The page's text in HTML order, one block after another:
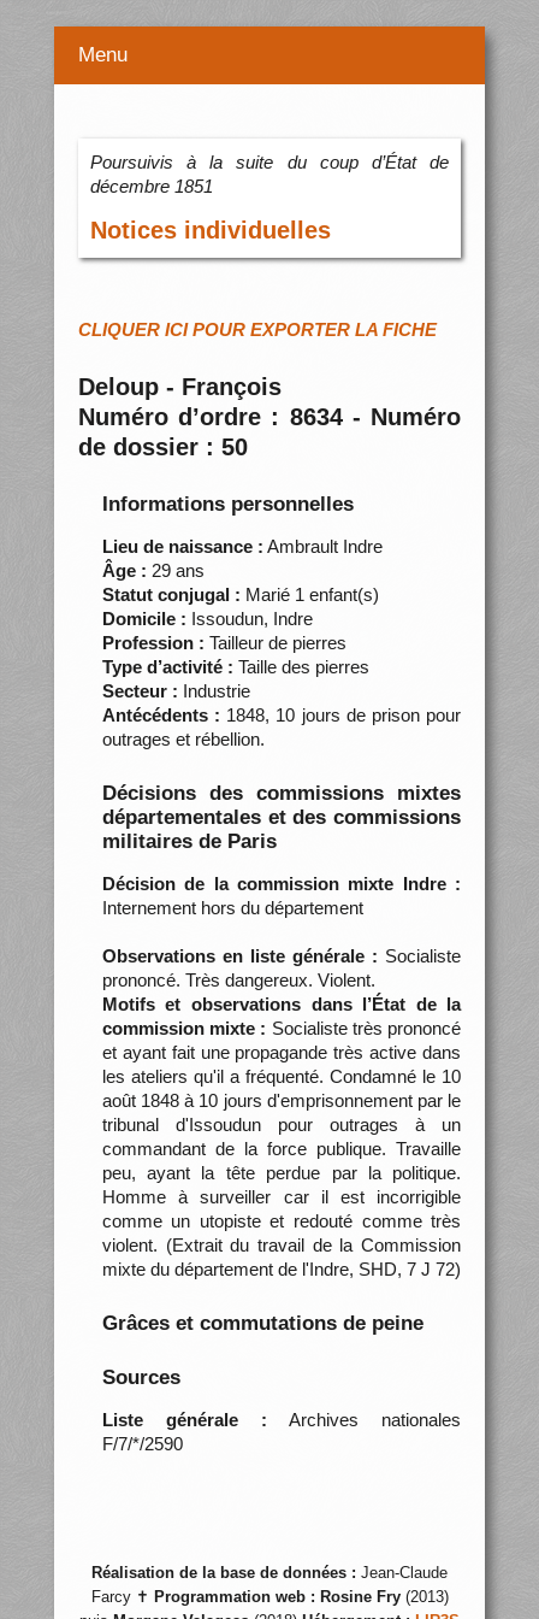
Menu
Poursuivis à la suite du coup d’État de
décembre 1851
Notices individuelles
CLIQUER ICI POUR EXPORTER LA FICHE
Deloup - François
Numéro d’ordre : 8634 - Numéro
de dossier : 50
Informations personnelles
Lieu de naissance : Ambrault Indre
Âge : 29 ans
Statut conjugal : Marié 1 enfant(s)
Domicile : Issoudun, Indre
Profession : Tailleur de pierres
Type d’activité : Taille des pierres
Secteur : Industrie
Antécédents : 1848, 10 jours de prison pour
outrages et rébellion.
Décisions des commissions mixtes
départementales et des commissions
militaires de Paris
Décision de la commission mixte Indre :
Internement hors du département
Observations en liste générale : Socialiste
prononcé. Très dangereux. Violent.
Motifs et observations dans l’État de la
commission mixte : Socialiste très prononcé
et ayant fait une propagande très active dans
les ateliers qu'il a fréquenté. Condamné le 10
août 1848 à 10 jours d'emprisonnement par le
tribunal d'Issoudun pour outrages à un
commandant de la force publique. Travaille
peu, ayant la tête perdue par la politique.
Homme à surveiller car il est incorrigible
comme un utopiste et redouté comme très
violent. (Extrait du travail de la Commission
mixte du département de l'Indre, SHD, 7 J 72)
Grâces et commutations de peine
Sources
Liste générale : Archives nationales
F/7/*/2590
Réalisation de la base de données : Jean-Claude
Farcy ✝ Programmation web : Rosine Fry(2013)